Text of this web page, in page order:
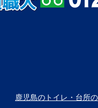
鹿児島のトイレ・台所